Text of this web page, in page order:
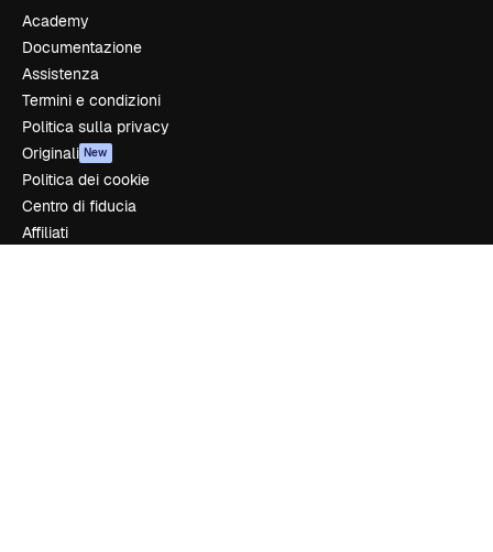
Academy
Documentazione
Assistenza
Termini e condizioni
Politica sulla privacy
Originali New
Politica dei cookie
Centro di fiducia
Affiliati